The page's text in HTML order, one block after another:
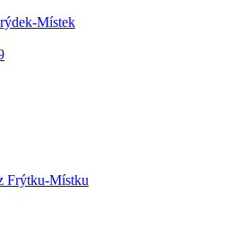
Místek